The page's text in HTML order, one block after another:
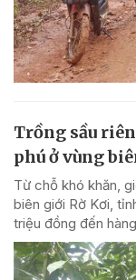
Trồng sầu
phú ở vùng
Từ chỗ khó khăn,
biên giới Rờ Kơi,
triệu đồng đến